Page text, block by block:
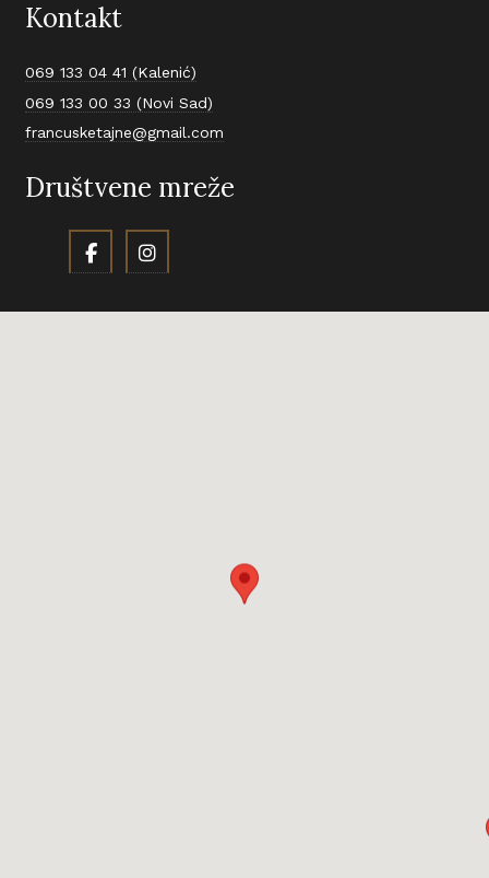
Kontakt
069 133 04 41 (Kalenić)
069 133 00 33 (Novi Sad)
francusketajne@gmail.com
Društvene mreže